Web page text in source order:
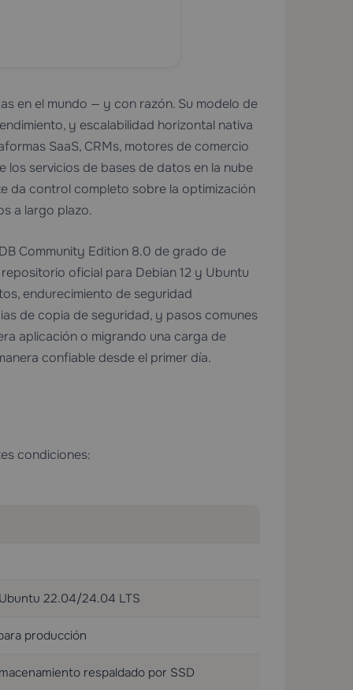
en el mundo — y con razón. Su modelo de
y escalabilidad horizontal nativa
SaaS, CRMs, motores de comercio
servicios de bases de datos en la nube
da control completo sobre la optimización
a largo plazo.
Community Edition 8.0 de grado de
oficial para Debian 12 y Ubuntu
endurecimiento de seguridad
de copia de seguridad, y pasos comunes
aplicación o migrando una carga de
confiable desde el primer día.
condiciones:
22.04/24.04 LTS
producción
respaldado por SSD